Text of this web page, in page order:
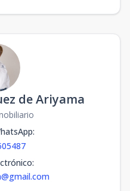
de Ariyama
:
: